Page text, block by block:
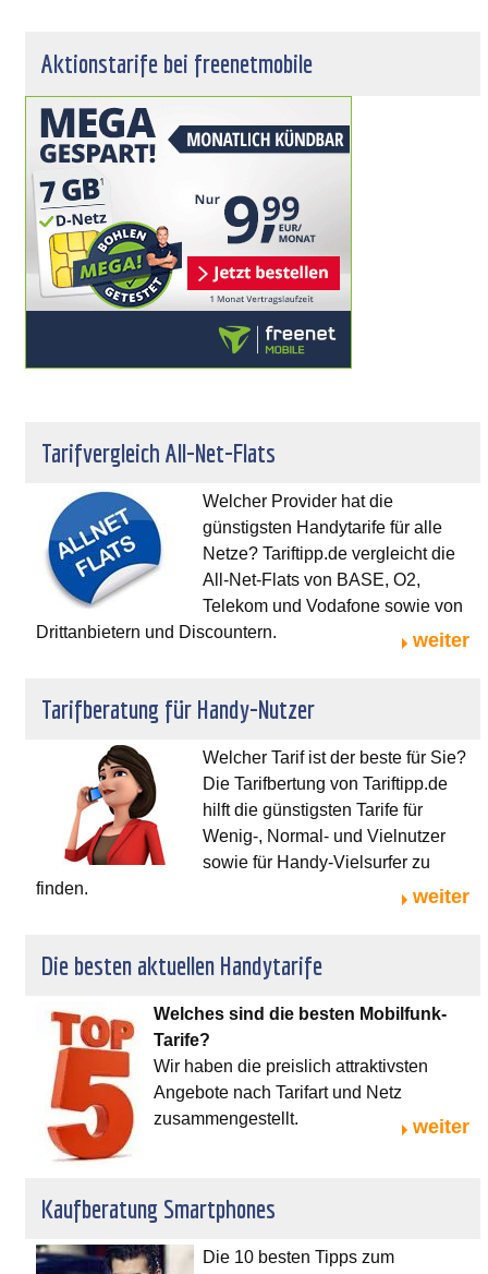
Aktionstarife bei freenetmobile
Tarifvergleich All-Net-Flats
Welcher Provider hat die
günstigsten Handytarife für alle
Netze? Tariftipp.de vergleicht die
All-Net-Flats von BASE, O2,
Telekom und Vodafone sowie von
Drittanbietern und Discountern.
weiter
Tarifberatung für Handy-Nutzer
Welcher Tarif ist der beste für Sie?
Die Tarifbertung von Tariftipp.de
hilft die günstigsten Tarife für
Wenig-, Normal- und Vielnutzer
sowie für Handy-Vielsurfer zu
finden.
weiter
Die besten aktuellen Handytarife
Welches sind die besten Mobilfunk-
Tarife?
Wir haben die preislich attraktivsten
Angebote nach Tarifart und Netz
zusammengestellt.
weiter
Kaufberatung Smartphones
Die 10 besten Tipps zum